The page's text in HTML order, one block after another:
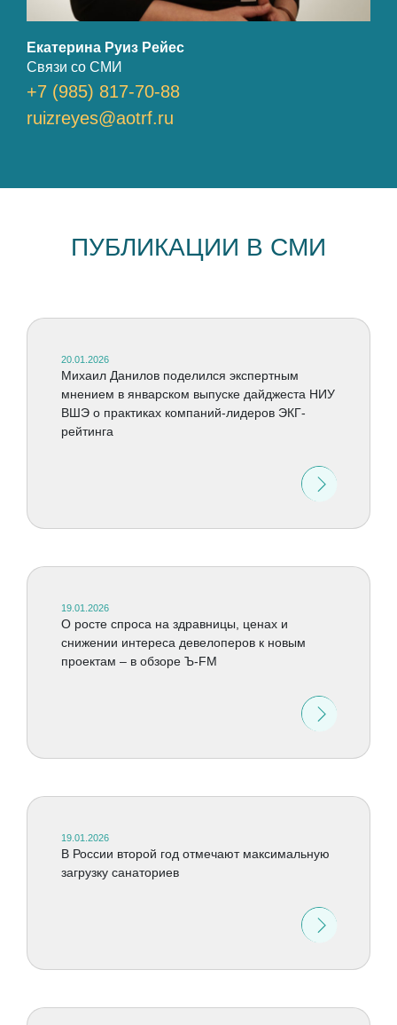
Екатерина Руиз Рейес
Связи со СМИ
+7 (985) 817-70-88
ruizreyes@aotrf.ru
ПУБЛИКАЦИИ В СМИ
20.01.2026
Михаил Данилов поделился экспертным
мнением в январском выпуске дайджеста НИУ
ВШЭ о практиках компаний-лидеров ЭКГ-
рейтинга
19.01.2026
О росте спроса на здравницы, ценах и
снижении интереса девелоперов к новым
проектам – в обзоре Ъ-FM
19.01.2026
В России второй год отмечают максимальную
загрузку санаториев